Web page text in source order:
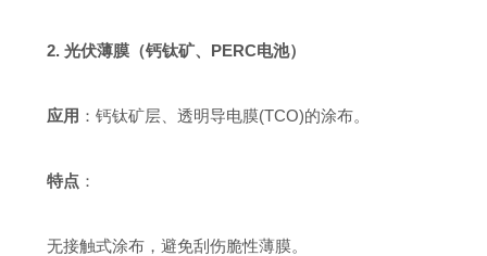
2. 光伏薄膜（钙钛矿、PERC电池）
应用 ：钙钛矿层、透明导电膜(TCO)的涂布。
特点 ：
无接触式涂布，避免刮伤脆性薄膜。